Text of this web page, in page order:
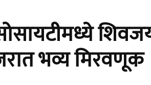
भव्य मिरवणूक